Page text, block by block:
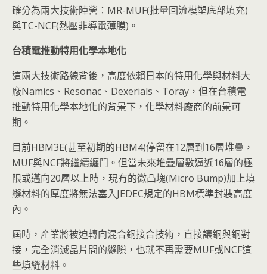
確分為兩大技術陣營：MR-MUF(批量回流模塑底部填充)
與TC-NCF(熱壓非導電薄膜)。
台積電推動特用化學本地化
這兩大技術路線背後，高度依賴日本的特用化學與材料大
廠Namics、Resonac、Dexerials、Toray，但在台積電
推動特用化學本地化的背景下，化學材料廠商的前景可
期。
目前HBM3E(甚至初期的HBM4)停留在12層到16層堆疊，
MUF與NCF將繼續纏鬥。但當未來堆疊層數逼近16層的極
限或邁向20層以上時，現有的微凸塊(Micro Bump)加上填
縫材料的厚度將無法塞入JEDEC規定的HBM標準封裝高度
內。
屆時，產業將被迫轉向混合銅接合技術，直接讓銅與銅對
接，完全消滅晶片間的縫隙，也就不再需要MUF或NCF這
些填縫材料。